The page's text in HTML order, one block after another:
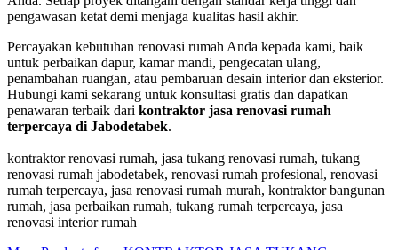
pengawasan ketat demi menjaga kualitas hasil akhir.
Percayakan kebutuhan renovasi rumah Anda kepada kami, baik
untuk perbaikan dapur, kamar mandi, pengecatan ulang,
penambahan ruangan, atau pembaruan desain interior dan eksterior.
Hubungi kami sekarang untuk konsultasi gratis dan dapatkan
penawaran terbaik dari kontraktor jasa renovasi rumah
terpercaya di Jabodetabek.
kontraktor renovasi rumah, jasa tukang renovasi rumah, tukang
renovasi rumah jabodetabek, renovasi rumah profesional, renovasi
rumah terpercaya, jasa renovasi rumah murah, kontraktor bangunan
rumah, jasa perbaikan rumah, tukang rumah terpercaya, jasa
renovasi interior rumah